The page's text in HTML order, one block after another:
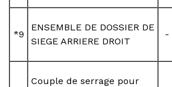
*9
ENSEMBLE DE DOSSIER DE
SIEGE ARRIERE DROIT
-
Couple de serrage pour